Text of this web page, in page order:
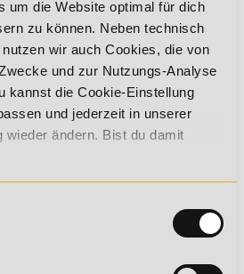
um die Website optimal für dich
zu können. Neben technisch
wir auch Cookies, die von
und zur Nutzungs-Analyse
kannst die Cookie-Einstellung
und jederzeit in unserer
wieder ändern. Bist du damit
Fernlehrgang " Gamer Coach " ist
der Staatlichen Zentralstelle für
mit der
7413822cstaatlich
verfügen und du dadurch
erreichen kannst.
Aus- und Weiterbildungen sind